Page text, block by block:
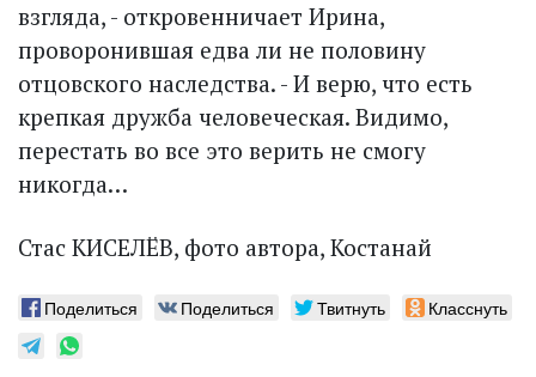
взгляда, - откровенничает Ирина,
проворонившая едва ли не половину
отцовского наследства. - И верю, что есть
крепкая дружба человеческая. Видимо,
перестать во все это верить не смогу
никогда…
Стас КИСЕЛЁВ, фото автора, Костанай
Поделиться Поделиться Твитнуть Класснуть